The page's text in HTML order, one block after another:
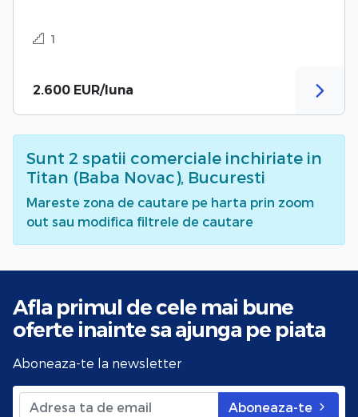
1
2.600 EUR/luna
Sunt 2 spatii comerciale inchiriate in
Titan (Baba Novac), Bucuresti
Mareste zona de cautare pe harta prin zoom
out sau modifica filtrele de cautare
Afla primul de cele mai bune
oferte inainte sa ajunga pe piata
Aboneaza-te la newsletter
Aboneaza-te